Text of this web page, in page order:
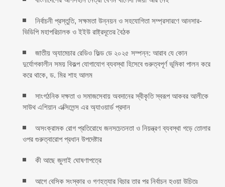
নির্বাচনী প্রস্তুতি, সক্ষমতা উন্নয়ন ও সহযোগিতা সম্প্রসারণে আনসার-
ভিডিপি মহাপরিচালক ও ইইউ রাষ্ট্রদূতের বৈঠক
জাতীয় অ্যামেচার রেডিও ফিল্ড ডে ২০২৫ সম্পন্ন: আরাব যে কোন
দুর্যোগকালীন সময় বিকল্প যোগাযোগ ব্যবস্থা হিসেবে গুরুত্বপূর্ণ ভূমিকা পালন করে
করে থাকে, ড. মির শাহ আলম
সাংগঠনিক দক্ষতা ও সমাজসেবায় অবদানের স্বীকৃতি স্বরূপ আকবর আলীকে
সাউথ এশিয়ান এক্সিলেন্স এর অ্যাওয়ার্ড প্রদান
অসংক্রামক রোগ প্রতিরোধে জনসচেতনতা ও নিয়ন্ত্রণ ব্যবস্থা গড়ে তোলার
ওপর গুরুত্বারোপ প্রধান উপদেষ্টার
কী আছে জুলাই ঘোষণাপত্রে
আগে বেসিক সংস্কার ও গণহত্যার বিচার তার পর নির্বাচন হওয়া উচিতঃ